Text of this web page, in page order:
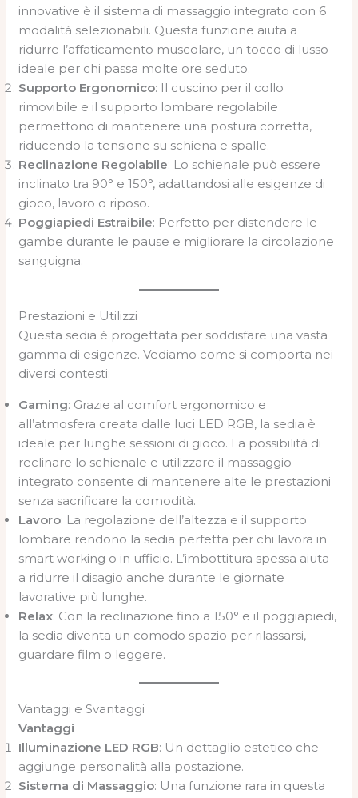
innovative è il sistema di massaggio integrato con 6
modalità selezionabili. Questa funzione aiuta a
ridurre l’affaticamento muscolare, un tocco di lusso
ideale per chi passa molte ore seduto.
Supporto Ergonomico: Il cuscino per il collo
rimovibile e il supporto lombare regolabile
permettono di mantenere una postura corretta,
riducendo la tensione su schiena e spalle.
Reclinazione Regolabile: Lo schienale può essere
inclinato tra 90° e 150°, adattandosi alle esigenze di
gioco, lavoro o riposo.
Poggiapiedi Estraibile: Perfetto per distendere le
gambe durante le pause e migliorare la circolazione
sanguigna.
Prestazioni e Utilizzi
Questa sedia è progettata per soddisfare una vasta
gamma di esigenze. Vediamo come si comporta nei
diversi contesti:
Gaming: Grazie al comfort ergonomico e
all’atmosfera creata dalle luci LED RGB, la sedia è
ideale per lunghe sessioni di gioco. La possibilità di
reclinare lo schienale e utilizzare il massaggio
integrato consente di mantenere alte le prestazioni
senza sacrificare la comodità.
Lavoro: La regolazione dell’altezza e il supporto
lombare rendono la sedia perfetta per chi lavora in
smart working o in ufficio. L’imbottitura spessa aiuta
a ridurre il disagio anche durante le giornate
lavorative più lunghe.
Relax: Con la reclinazione fino a 150° e il poggiapiedi,
la sedia diventa un comodo spazio per rilassarsi,
guardare film o leggere.
Vantaggi e Svantaggi
Vantaggi
Illuminazione LED RGB: Un dettaglio estetico che
aggiunge personalità alla postazione.
Sistema di Massaggio: Una funzione rara in questa